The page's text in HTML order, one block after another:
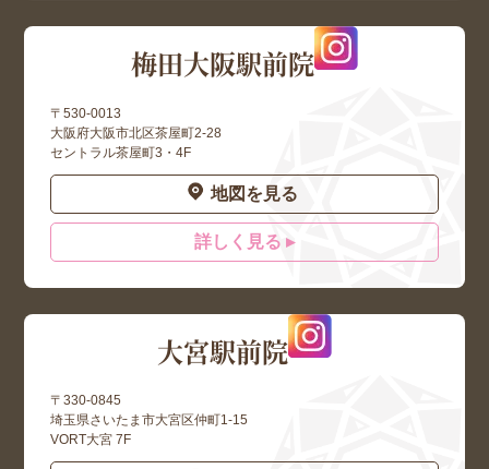
梅田大阪駅前院
〒530-0013
大阪府大阪市北区茶屋町2-28
セントラル茶屋町3・4F
地図を見る
詳しく見る ▸
大宮駅前院
〒330-0845
埼玉県さいたま市大宮区仲町1-15
VORT大宮 7F